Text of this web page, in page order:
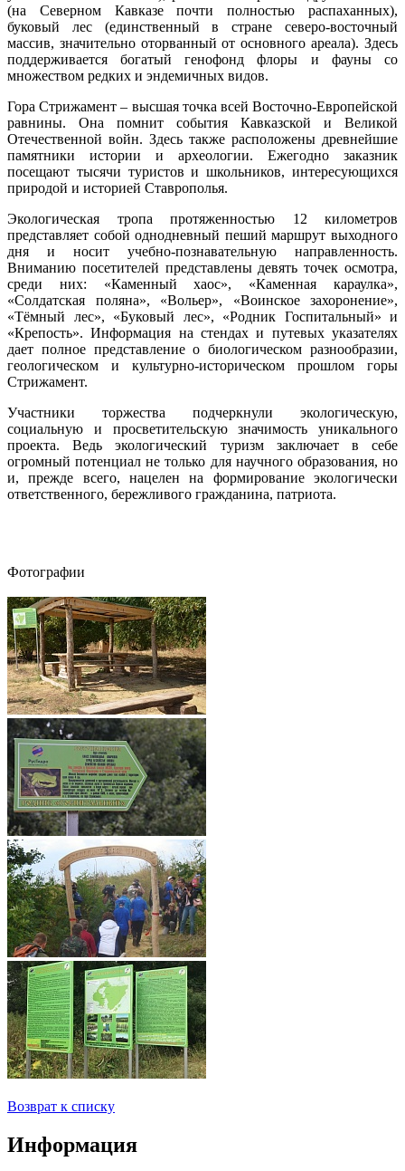
(на Северном Кавказе почти полностью распаханных),
буковый лес (единственный в стране северо-восточный
массив, значительно оторванный от основного ареала). Здесь
поддерживается богатый генофонд флоры и фауны со
множеством редких и эндемичных видов.
Гора Стрижамент – высшая точка всей Восточно-Европейской
равнины. Она помнит события Кавказской и Великой
Отечественной войн. Здесь также расположены древнейшие
памятники истории и археологии. Ежегодно заказник
посещают тысячи туристов и школьников, интересующихся
природой и историей Ставрополья.
Экологическая тропа протяженностью 12 километров
представляет собой однодневный пеший маршрут выходного
дня и носит учебно-познавательную направленность.
Вниманию посетителей представлены девять точек осмотра,
среди них: «Каменный хаос», «Каменная караулка»,
«Солдатская поляна», «Вольер», «Воинское захоронение»,
«Тёмный лес», «Буковый лес», «Родник Госпитальный» и
«Крепость». Информация на стендах и путевых указателях
дает полное представление о биологическом разнообразии,
геологическом и культурно-историческом прошлом горы
Стрижамент.
Участники торжества подчеркнули экологическую,
социальную и просветительскую значимость уникального
проекта. Ведь экологический туризм заключает в себе
огромный потенциал не только для научного образования, но
и, прежде всего, нацелен на формирование экологически
ответственного, бережливого гражданина, патриота.
Фотографии
Возврат к списку
Информация